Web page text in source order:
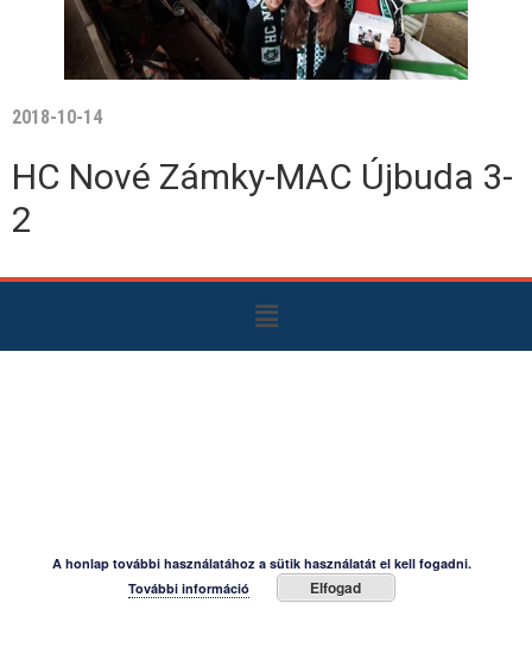
2018-10-14
HC Nové Zámky-MAC Újbuda 3-
2
A honlap további használatához a sütik használatát el kell fogadni.
További információ
Elfogad